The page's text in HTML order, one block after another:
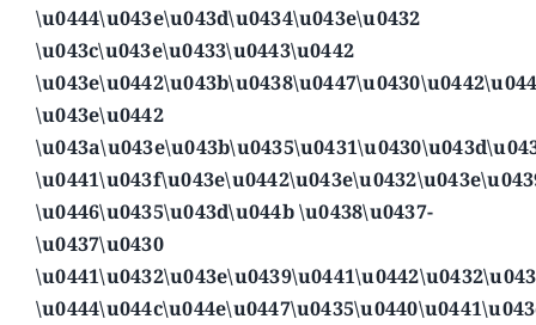
\u0444\u043e\u043d\u0434\u043e\u0432
\u043c\u043e\u0433\u0443\u0442
\u043e\u0442
\u0446\u0435\u043d\u044b \u0438\u0437-
\u0437\u0430